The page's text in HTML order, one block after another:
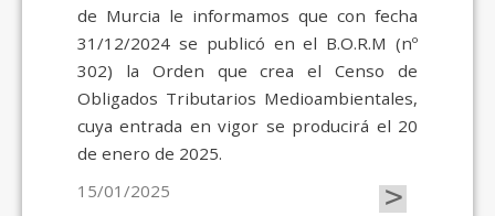
de Murcia le informamos que con fecha
31/12/2024 se publicó en el B.O.R.M (nº
302) la Orden que crea el Censo de
Obligados Tributarios Medioambientales,
cuya entrada en vigor se producirá el 20
de enero de 2025.
15/01/2025
>